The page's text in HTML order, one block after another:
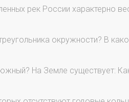
рек России характерно
окружности? В
На Земле существует: